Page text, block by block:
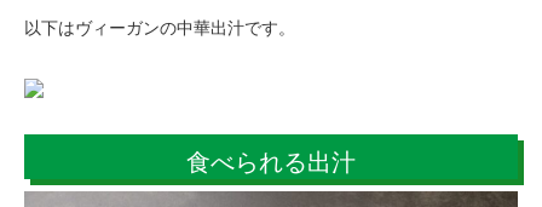
以下はヴィーガンの中華出汁です。
食べられる出汁